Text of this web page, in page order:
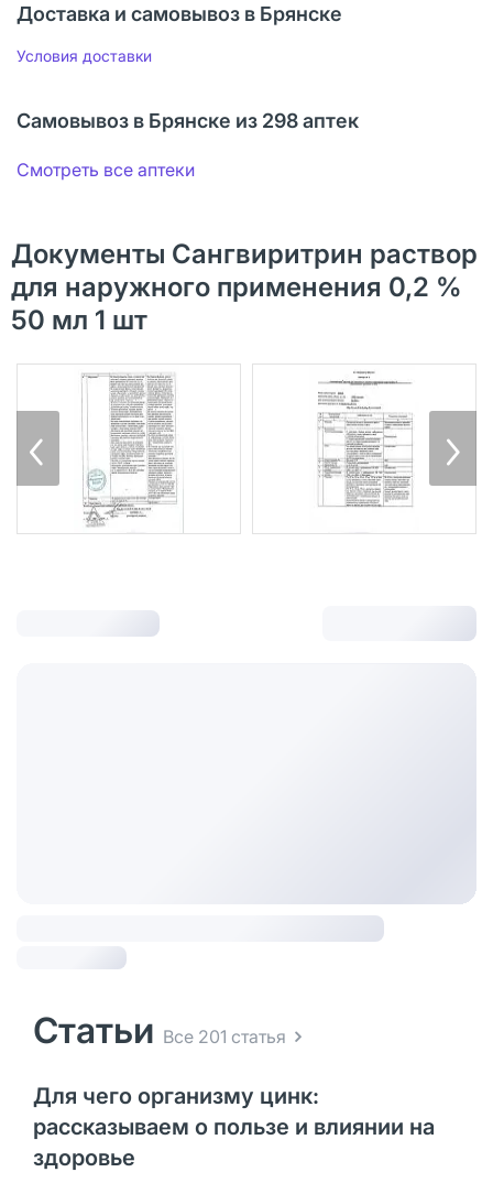
Доставка и самовывоз в Брянске
Условия доставки
Самовывоз в Брянске из 298 аптек
Смотреть все аптеки
Документы Сангвиритрин раствор
для наружного применения 0,2 %
50 мл 1 шт
Статьи Все 201 статья
Для чего организму цинк:
рассказываем о пользе и влиянии на
здоровье